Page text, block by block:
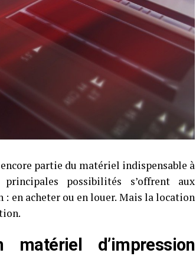
partie du matériel indispensable à
possibilités s’offrent aux
: en acheter ou en louer. Mais la location
d’impression